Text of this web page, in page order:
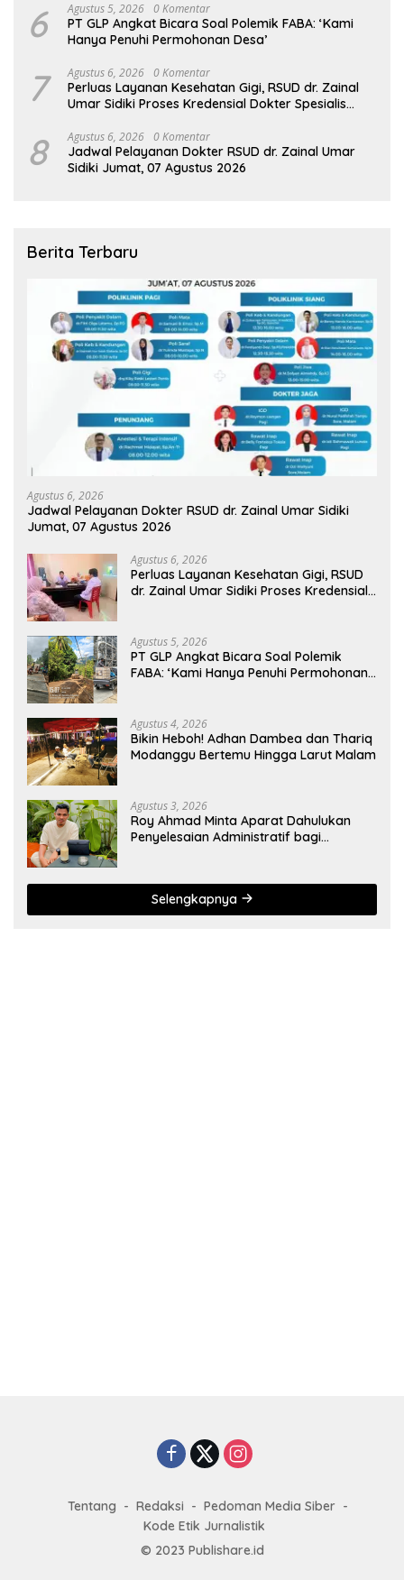
6 Agustus 5, 2026 0 Komentar
PT GLP Angkat Bicara Soal Polemik FABA: ‘Kami
Hanya Penuhi Permohonan Desa’
7 Agustus 6, 2026 0 Komentar
Perluas Layanan Kesehatan Gigi, RSUD dr. Zainal
Umar Sidiki Proses Kredensial Dokter Spesialis
8 Agustus 6, 2026 0 Komentar
Jadwal Pelayanan Dokter RSUD dr. Zainal Umar
Sidiki Jumat, 07 Agustus 2026
Berita Terbaru
Agustus 6, 2026
Jadwal Pelayanan Dokter RSUD dr. Zainal Umar Sidiki
Jumat, 07 Agustus 2026
Agustus 6, 2026
Perluas Layanan Kesehatan Gigi, RSUD
dr. Zainal Umar Sidiki Proses Kredensial
Agustus 5, 2026
PT GLP Angkat Bicara Soal Polemik
FABA: ‘Kami Hanya Penuhi Permohonan
Agustus 4, 2026
Bikin Heboh! Adhan Dambea dan Thariq
Modanggu Bertemu Hingga Larut Malam
Agustus 3, 2026
Roy Ahmad Minta Aparat Dahulukan
Penyelesaian Administratif bagi
Selengkapnya
Tentang Redaksi
Pedoman Media Siber
Kode Etik Jurnalistik
© 2023 Publishare.id